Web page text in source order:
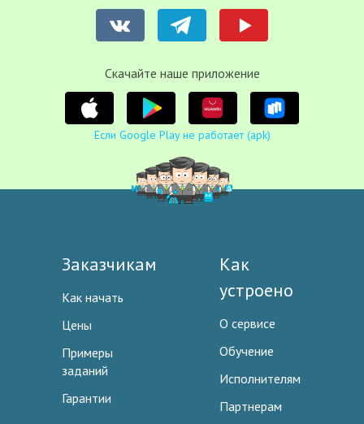
Cкачайте наше приложение
Если Google Play не работает (apk)
Заказчикам
Как начать
Цены
Примеры
заданий
Гарантии
Как
устроено
О сервисе
Обучение
Исполнителям
Партнерам